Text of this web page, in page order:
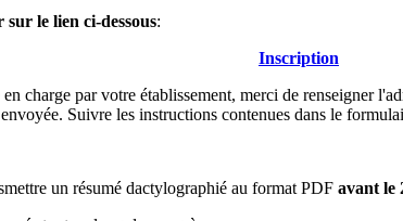
le lien ci-dessous:
Inscription
charge par votre établissement, merci de renseigner
Suivre les instructions contenues dans le
un résumé dactylographié au format PDF avant le